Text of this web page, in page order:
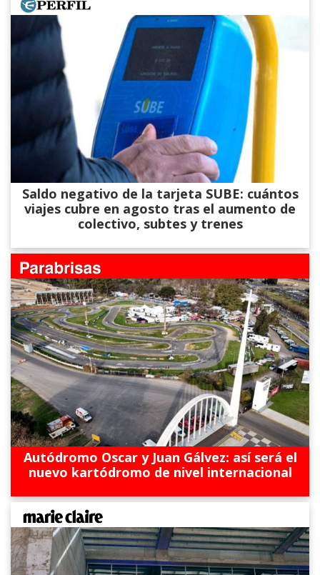
Saldo negativo de la tarjeta SUBE: cuántos
viajes cubre en agosto tras el aumento de
colectivo, subtes y trenes
Autódromo Oscar y Juan Gálvez: así será el
nuevo kartódromo de nivel internacional